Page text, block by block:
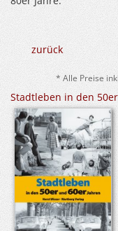
zurück
* Alle Preise
Stadtleben in den